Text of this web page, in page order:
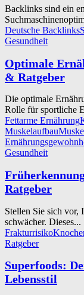
Backlinks sind ein
Deutsche Backlinks
Gesundheit
Optimale
& Ratgeber
Die optimale
Rolle für sportliche
Fettarme Ernährung
Muskelaufbau
Gesundheit
Ratgeber
Stellen Sie sich vor,
schwächer. Dieses...
Frakturrisiko
Ratgeber
Superfoods:
Lebensstil